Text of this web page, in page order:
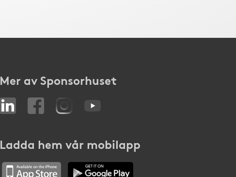
Mer av Sponsorhuset
Ladda hem vår mobilapp